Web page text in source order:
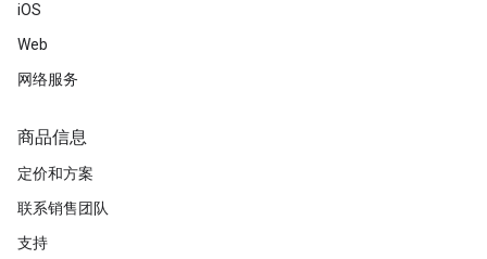
iOS
Web
网络服务
商品信息
定价和方案
联系销售团队
支持